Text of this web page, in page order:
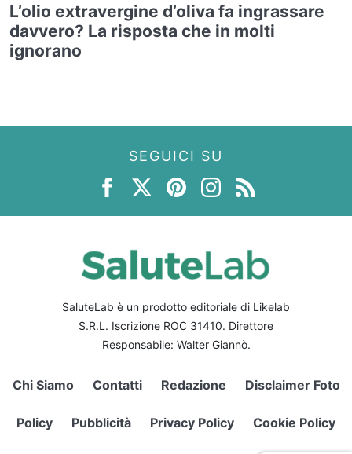
L’olio extravergine d’oliva fa ingrassare
davvero? La risposta che in molti
ignorano
SEGUICI SU
SaluteLab è un prodotto editoriale di Likelab
S.R.L. Iscrizione ROC 31410. Direttore
Responsabile: Walter Giannò.
Chi Siamo Contatti Redazione Disclaimer Foto
Policy Pubblicità Privacy Policy Cookie Policy